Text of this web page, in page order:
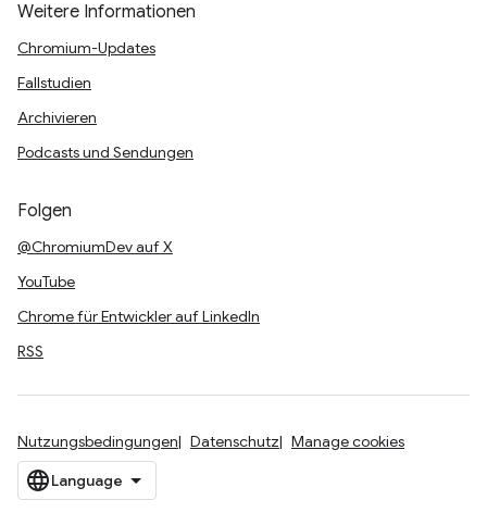
Weitere Informationen
Chromium-Updates
Fallstudien
Archivieren
Podcasts und Sendungen
Folgen
@ChromiumDev auf X
YouTube
Chrome für Entwickler auf LinkedIn
RSS
Nutzungsbedingungen Datenschutz Manage cookies